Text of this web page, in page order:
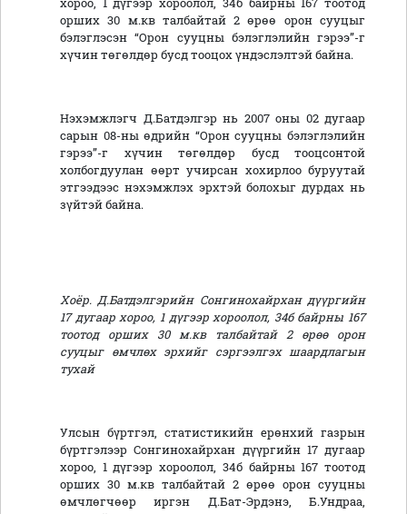
хороо, 1 дүгээр хороолол, 34б байрны 167 тоотод
орших 30 м.кв талбайтай 2 өрөө орон сууцыг
бэлэглэсэн “Орон сууцны бэлэглэлийн гэрээ”-г
хүчин төгөлдөр бусд тооцох үндэслэлтэй байна.
Нэхэмжлэгч Д.Батдэлгэр нь 2007 оны 02 дугаар
сарын 08-ны өдрийн “Орон сууцны бэлэглэлийн
гэрээ”-г хүчин төгөлдөр бусд тооцсонтой
холбогдуулан өөрт учирсан хохирлоо буруутай
этгээдээс нэхэмжлэх эрхтэй болохыг дурдах нь
зүйтэй байна.
Хоёр. Д.Батдэлгэрийн Сонгинохайрхан дүүргийн
17 дугаар хороо, 1 дүгээр хороолол, 34б байрны 167
тоотод орших 30 м.кв талбайтай 2 өрөө орон
сууцыг өмчлөх эрхийг сэргээлгэх шаардлагын
тухай
Улсын бүртгэл, статистикийн ерөнхий газрын
бүртгэлээр Сонгинохайрхан дүүргийн 17 дугаар
хороо, 1 дүгээр хороолол, 34б байрны 167 тоотод
орших 30 м.кв талбайтай 2 өрөө орон сууцны
өмчлөгчөөр иргэн Д.Бат-Эрдэнэ, Б.Ундраа,